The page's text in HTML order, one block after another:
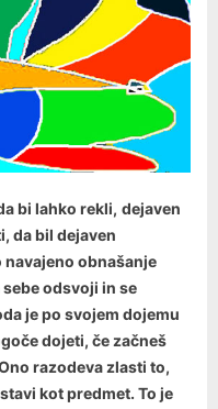
bi lahko rekli, dejaven
da bil dejaven
obnašanje
odsvoji in se
je po svojem dojemu
dojeti, če začneš
razodeva zlasti to,
kot predmet. To je